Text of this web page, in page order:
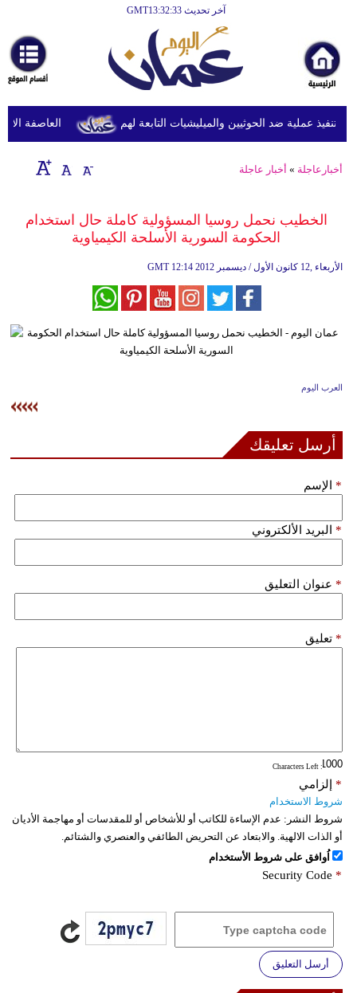
آخر تحديث GMT13:32:33
أخبارعاجلة
رياضة
ثقافة
إقتصاد
وموسيقى
سياحة
ديكور
مرأة
وتكنولوجيا
العاصفة عملية ضد الحوثيين والميليشيات التابعة لهم
أخبارعاجلة » أخبار عاجلة
الخطيب نحمل روسيا المسؤولية كاملة حال استخدام
الحكومة السورية الأسلحة الكيمياوية
GMT 12:14 2012 الأربعاء ,12 كانون الأول / ديسمبر
العرب اليوم
أرسل تعليقك
الإسم *
البريد الألكتروني *
عنوان التعليق *
تعليق *
: Characters Left
إلزامي *
شروط الاستخدام
شروط النشر: عدم الإساءة للكاتب أو للأشخاص أو للمقدسات أو مهاجمة الأديان
أو الذات الالهية. والابتعاد عن التحريض الطائفي والعنصري والشتائم.
اُوافق على شروط الأستخدام
Security Code *
أرسل التعليق